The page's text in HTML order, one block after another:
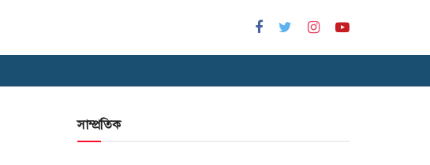
সাম্প্রতিক